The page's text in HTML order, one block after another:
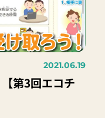
2021.06.19
第3回エコチ